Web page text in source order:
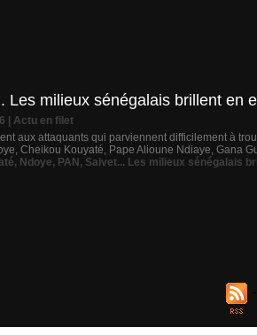
Les milieux sénégalais brillent en
Actu en filet
aux attaquants qui parviennent difficilement à
Cheikou Kouyaté, Pape Alioune Ndiaye, Gana
, Ndoye, PAN , Saivet... Les milieux sénégalais